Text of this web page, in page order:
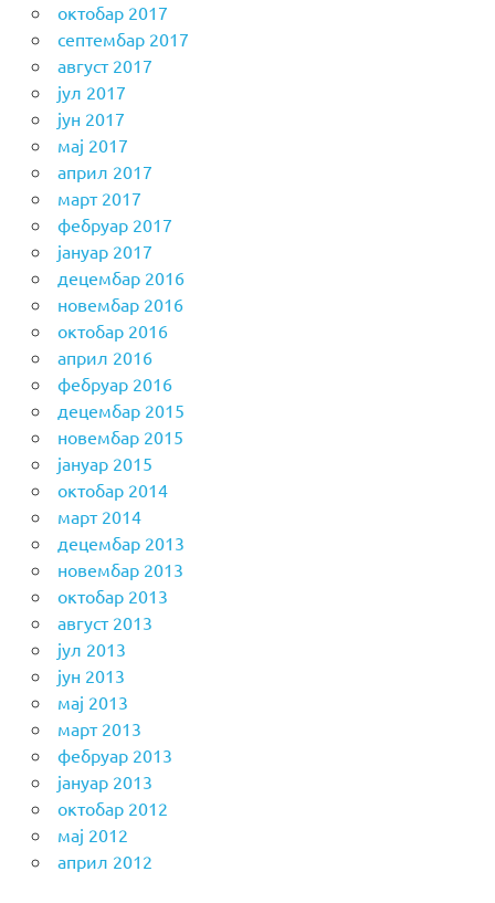
октобар 2017
септембар 2017
август 2017
јул 2017
јун 2017
мај 2017
април 2017
март 2017
фебруар 2017
јануар 2017
децембар 2016
новембар 2016
октобар 2016
април 2016
фебруар 2016
децембар 2015
новембар 2015
јануар 2015
октобар 2014
март 2014
децембар 2013
новембар 2013
октобар 2013
август 2013
јул 2013
јун 2013
мај 2013
март 2013
фебруар 2013
јануар 2013
октобар 2012
мај 2012
април 2012